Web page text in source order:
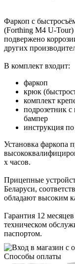
Фаркоп с
(Forthing M4 U-
подвержено
других
В комплект входит:
фаркоп
крюк
комплект
подрозетник
бампер
инструкция
Установка фаркопа
х часов.
Прицепные
Беларуси,
обладают высоким
Гарантия 12
техническом
паспортом.
Способы оплаты